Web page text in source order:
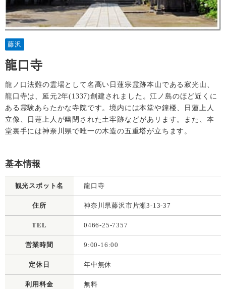
藤沢
龍口寺
龍ノ口法難の霊場として名高い日蓮宗霊跡本山である寂光山、
龍口寺は、延元2年(1337)創建されました。江ノ島のほど近くに
ある霊験あらたかな寺院です。境内には本堂や鐘楼、日蓮上人
立像、日蓮上人が幽閉された土牢跡などがあリます。また、本
堂裏手には神奈川県で唯一の木造の五重塔が立ちます。
基本情報
観光スポット名 龍口寺
住所 神奈川県藤沢市片瀬3-13-37
TEL 0466-25-7357
営業時間 9:00-16:00
定休日 年中無休
利用料金 無料